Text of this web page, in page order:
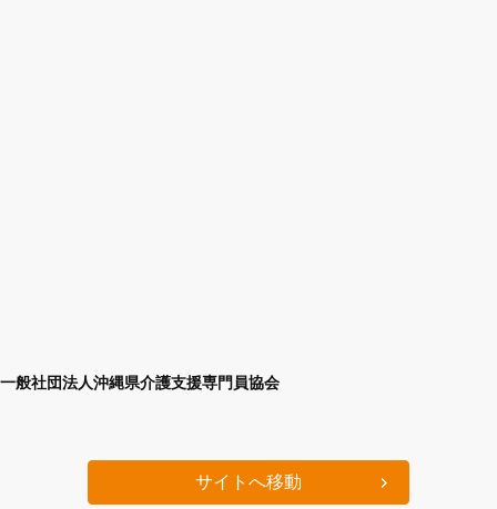
一般社団法人沖縄県介護支援専門員協会
サイトへ移動